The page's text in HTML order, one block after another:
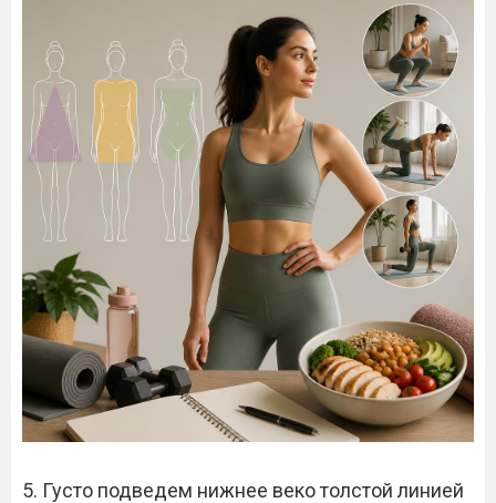
5. Густо подведем нижнее веко толстой линией